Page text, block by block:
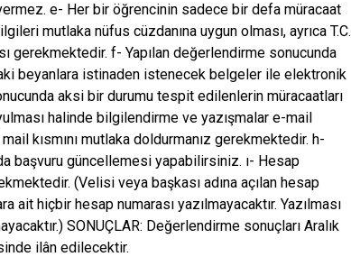
e- Her bir öğrencinin sadece bir defa müracaat
mutlaka nüfus cüzdanına uygun olması, ayrıca T.C.
gerekmektedir. f- Yapılan değerlendirme sonucunda
beyanlara istinaden istenecek belgeler ile elektronik
aksi bir durumu tespit edilenlerin müracaatları
halinde bilgilendirme ve yazışmalar e-mail
kısmını mutlaka doldurmanız gerekmektedir. h-
başvuru güncellemesi yapabilirsiniz. ı- Hesap
(Velisi veya başkası adına açılan hesap
ait hiçbir hesap numarası yazılmayacaktır. Yazılması
SONUÇLAR: Değerlendirme sonuçları Aralık
ilân edilecektir.